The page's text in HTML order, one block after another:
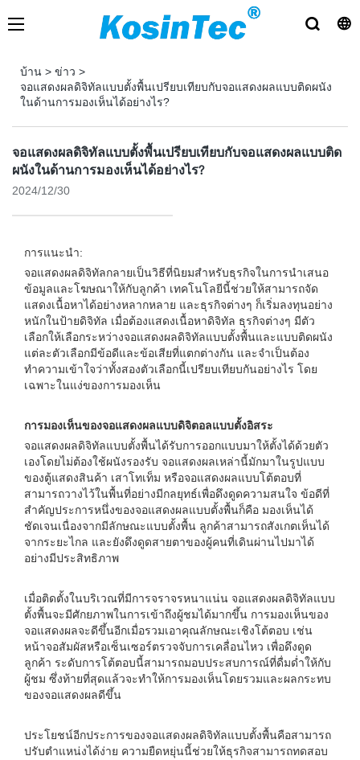
บ้าน > ข่าว >
จอแสดงผลดิจิทัลแบบตั้งพื้นเปรียบเทียบกับจอแสดงผลแบบติดผนัง
ในด้านการมองเห็นได้อย่างไร?
จอแสดงผลดิจิทัลแบบตั้งพื้นเปรียบเทียบกับจอแสดงผลแบบติด
ผนังในด้านการมองเห็นได้อย่างไร?
2024/12/30
การแนะนำ:
จอแสดงผลดิจิทัลกลายเป็นวิธีที่นิยมสำหรับธุรกิจในการนำเสนอ
ข้อมูลและโฆษณาให้กับลูกค้า เทคโนโลยีนี้ช่วยให้สามารถจัด
แสดงเนื้อหาได้อย่างหลากหลาย และธุรกิจต่างๆ ก็เริ่มลงทุนอย่าง
หนักในป้ายดิจิทัล เมื่อต้องแสดงเนื้อหาดิจิทัล ธุรกิจต่างๆ มีตัว
เลือกให้เลือกระหว่างจอแสดงผลดิจิทัลแบบตั้งพื้นและแบบติดผนัง
แต่ละตัวเลือกมีข้อดีและข้อเสียที่แตกต่างกัน และจำเป็นต้อง
ทำความเข้าใจว่าทั้งสองตัวเลือกนี้เปรียบเทียบกันอย่างไร โดย
เฉพาะในแง่ของการมองเห็น
การมองเห็นของจอแสดงผลแบบดิจิตอลแบบตั้งอิสระ
จอแสดงผลดิจิทัลแบบตั้งพื้นได้รับการออกแบบมาให้ตั้งได้ด้วยตัว
เองโดยไม่ต้องใช้ผนังรองรับ จอแสดงผลเหล่านี้มักมาในรูปแบบ
ของตู้แสดงสินค้า เสาโทเท็ม หรือจอแสดงผลแบบโต้ตอบที่
สามารถวางไว้ในพื้นที่อย่างมีกลยุทธ์เพื่อดึงดูดความสนใจ ข้อดีที่
สำคัญประการหนึ่งของจอแสดงผลแบบตั้งพื้นก็คือ มองเห็นได้
ชัดเจนเนื่องจากมีลักษณะแบบตั้งพื้น ลูกค้าสามารถสังเกตเห็นได้
จากระยะไกล และยังดึงดูดสายตาของผู้คนที่เดินผ่านไปมาได้
อย่างมีประสิทธิภาพ
เมื่อติดตั้งในบริเวณที่มีการจราจรหนาแน่น จอแสดงผลดิจิทัลแบบ
ตั้งพื้นจะมีศักยภาพในการเข้าถึงผู้ชมได้มากขึ้น การมองเห็นของ
จอแสดงผลจะดีขึ้นอีกเมื่อรวมเอาคุณลักษณะเชิงโต้ตอบ เช่น
หน้าจอสัมผัสหรือเซ็นเซอร์ตรวจจับการเคลื่อนไหว เพื่อดึงดูด
ลูกค้า ระดับการโต้ตอบนี้สามารถมอบประสบการณ์ที่ดื่มด่ำให้กับ
ผู้ชม ซึ่งท้ายที่สุดแล้วจะทำให้การมองเห็นโดยรวมและผลกระทบ
ของจอแสดงผลดีขึ้น
ประโยชน์อีกประการของจอแสดงผลดิจิทัลแบบตั้งพื้นคือสามารถ
ปรับตำแหน่งได้ง่าย ความยืดหยุ่นนี้ช่วยให้ธุรกิจสามารถทดสอบ